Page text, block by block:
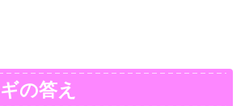
の答え